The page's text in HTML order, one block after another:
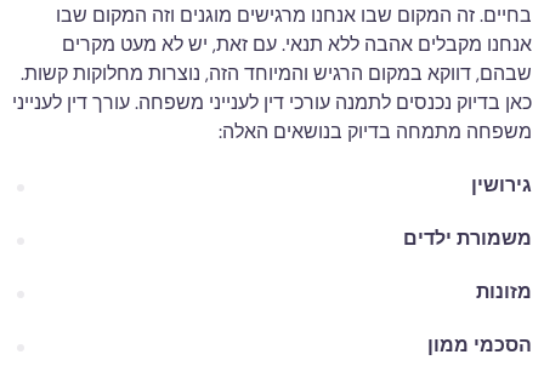
בחיים. זה המקום שבו אנחנו מרגישים מוגנים וזה המקום שבו
אנחנו מקבלים אהבה ללא תנאי. עם זאת, יש לא מעט מקרים
שבהם, דווקא במקום הרגיש והמיוחד הזה, נוצרות מחלוקות קשות.
כאן בדיוק נכנסים לתמנה עורכי דין לענייני משפחה. עורך דין לענייני
משפחה מתמחה בדיוק בנושאים האלה:
גירושין
משמורת ילדים
מזונות
הסכמי ממון